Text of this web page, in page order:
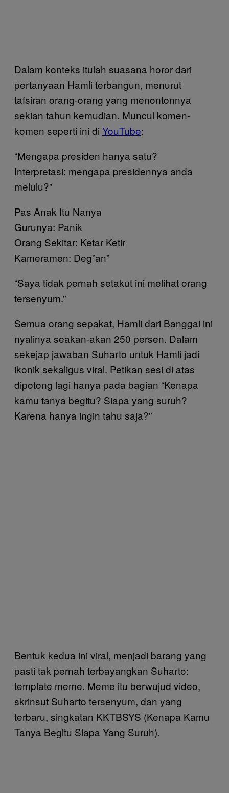
Dalam konteks itulah suasana horor dari
pertanyaan Hamli terbangun, menurut
tafsiran orang-orang yang menontonnya
sekian tahun kemudian. Muncul komen-
komen seperti ini di YouTube:
“Mengapa presiden hanya satu?
Interpretasi: mengapa presidennya anda
melulu?”
Pas Anak Itu Nanya
Gurunya: Panik
Orang Sekitar: Ketar Ketir
Kameramen: Deg”an”
“Saya tidak pernah setakut ini melihat orang
tersenyum.”
Semua orang sepakat, Hamli dari Banggai ini
nyalinya seakan-akan 250 persen. Dalam
sekejap jawaban Suharto untuk Hamli jadi
ikonik sekaligus viral. Petikan sesi di atas
dipotong lagi hanya pada bagian “Kenapa
kamu tanya begitu? Siapa yang suruh?
Karena hanya ingin tahu saja?”
Bentuk kedua ini viral, menjadi barang yang
pasti tak pernah terbayangkan Suharto:
template meme. Meme itu berwujud video,
skrinsut Suharto tersenyum, dan yang
terbaru, singkatan KKTBSYS (Kenapa Kamu
Tanya Begitu Siapa Yang Suruh).